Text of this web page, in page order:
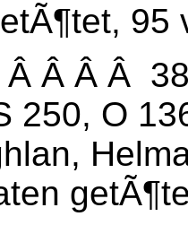
95
Â Â Â Â
250, O